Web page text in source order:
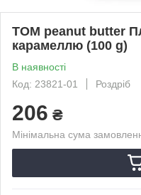
TOM peanut butter
карамеллю (100 g)
В наявності
Код: 23821-01
Роздріб
206 ₴
Мінімальна сума